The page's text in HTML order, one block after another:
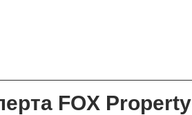
FOX Property